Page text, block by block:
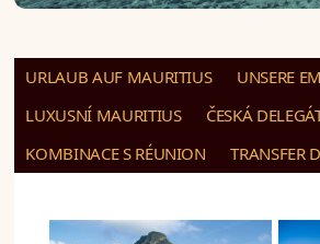
URLAUB AUF MAURITIUS UNSERE
LUXUSNÍ MAURITIUS
ČESKÁ
KOMBINACE S RÉUNION
TRANSFER